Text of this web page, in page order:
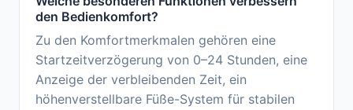
den Bedienkomfort?
Zu den Komfortmerkmalen gehören eine
Startzeitverzögerung von 0–24 Stunden, eine
Anzeige der verbleibenden Zeit, ein
höhenverstellbare Füße-System für stabilen